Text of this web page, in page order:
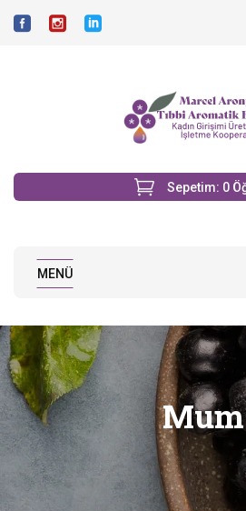
Sepetim: 0
MENÜ
Mum